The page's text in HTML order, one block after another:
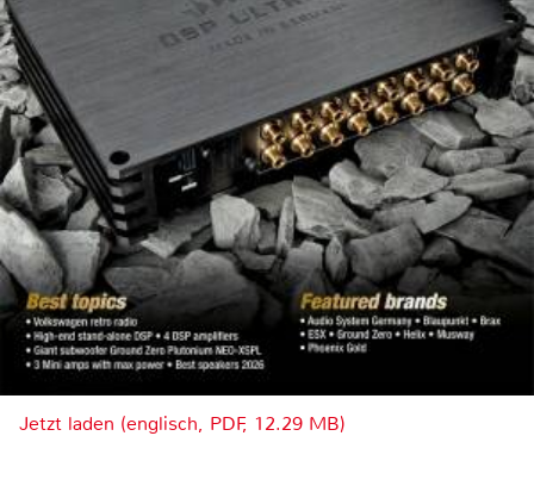
Jetzt laden (englisch, PDF, 12.29 MB)